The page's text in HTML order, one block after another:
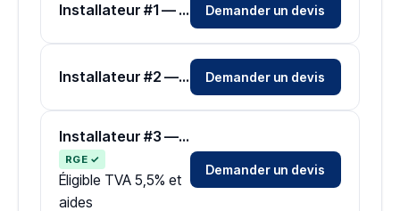
Installateur #1 — Zone Pyrénées-Atlantiques Demander un devis
Installateur #2 — Zone Pyrénées-Atlantiques Demander un devis
Installateur #3 — Zone Pyrénées-Atlantiques
RGE ✓
Éligible TVA 5,5% et
aides
Demander un devis